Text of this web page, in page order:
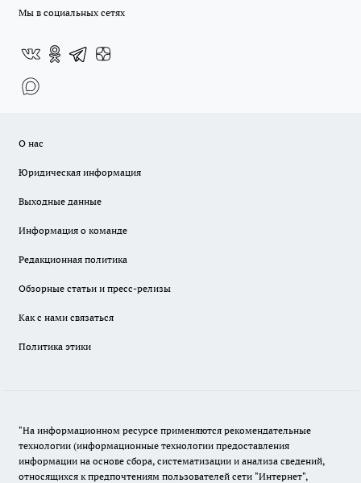
Мы в социальных сетях
О нас
Юридическая информация
Выходные данные
Информация о команде
Редакционная политика
Обзорные статьи и пресс-релизы
Как с нами связаться
Политика этики
"На информационном ресурсе применяются рекомендательные
технологии (информационные технологии предоставления
информации на основе сбора, систематизации и анализа сведений,
относящихся к предпочтениям пользователей сети "Интернет",